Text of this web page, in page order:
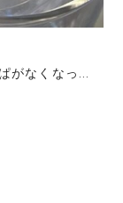
なくなっ...